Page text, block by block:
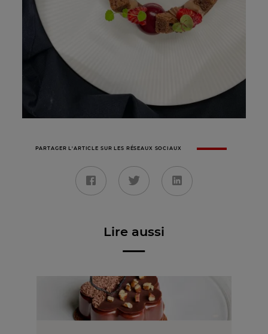
PARTAGER L'ARTICLE SUR LES RÉSEAUX SOCIAUX
Lire aussi